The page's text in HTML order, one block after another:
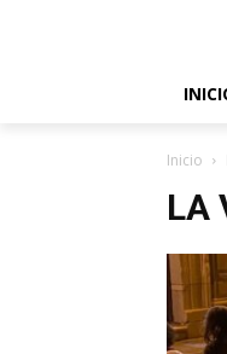
Inicio
LA